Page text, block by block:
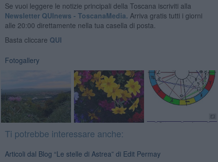
Se vuoi leggere le notizie principali della Toscana iscriviti alla
Newsletter QUInews - ToscanaMedia. Arriva gratis tutti i giorni
alle 20:00 direttamente nella tua casella di posta.
Basta cliccare QUI
Fotogallery
Ti potrebbe interessare anche:
Articoli dal Blog “Le stelle di Astrea” di Edit Permay